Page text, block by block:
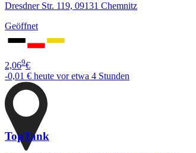
Dresdner Str. 119, 09131 Chemnitz
Geöffnet
2,069€
-0,01 € heute vor etwa 4 Stunden
TopTank